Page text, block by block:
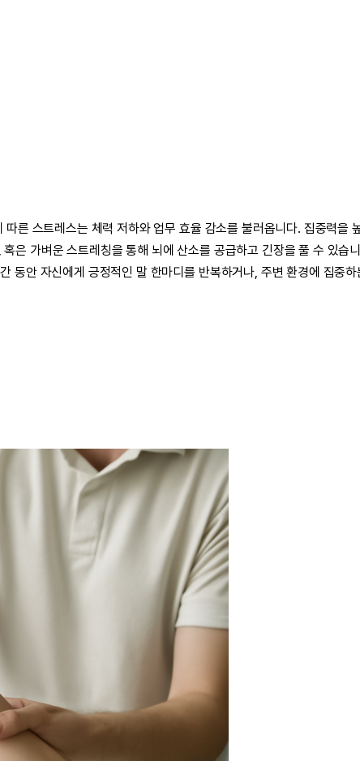
른 스트레스는 체력 저하와 업무 효율 감소를 불러옵니다. 집중력을
은 가벼운 스트레칭을 통해 뇌에 산소를 공급하고 긴장을 풀 수 있습
동안 자신에게 긍정적인 말 한마디를 반복하거나, 주변 환경에 집중